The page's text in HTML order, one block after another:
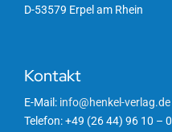
D-53579 Erpel am Rhein
Kontakt
E-Mail: info@henkel-verlag.de
Telefon: +49 (26 44) 96 10 – 0